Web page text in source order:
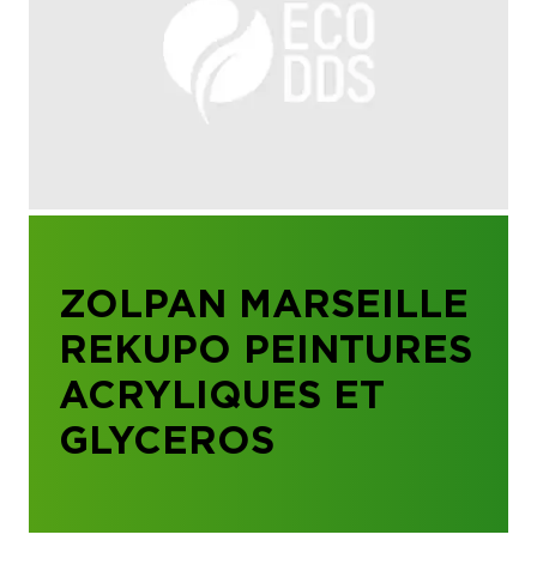
ZOLPAN MARSEILLE
REKUPO PEINTURES
ACRYLIQUES ET
GLYCEROS